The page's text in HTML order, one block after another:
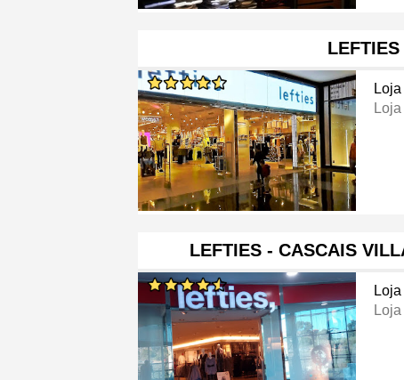
LEFTIES
LEFTIES - CASCAIS